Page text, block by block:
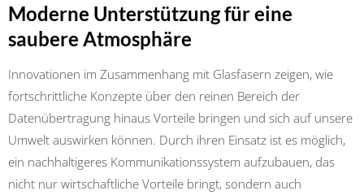
Moderne Unterstützung für eine
saubere Atmosphäre
Innovationen im Zusammenhang mit Glasfasern zeigen, wie
fortschrittliche Konzepte über den reinen Bereich der
Datenübertragung hinaus Vorteile bringen und sich auf unsere
Umwelt auswirken können. Durch ihren Einsatz ist es möglich,
ein nachhaltigeres Kommunikationssystem aufzubauen, das
nicht nur wirtschaftliche Vorteile bringt, sondern auch